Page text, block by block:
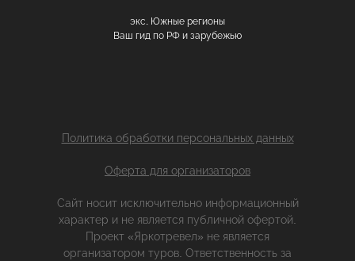
экс. Южные регионы
Ваш гид по РФ и зарубежью
Политика обработки персональных данных
Оферта для организаторов
Сайт носит исключительно информационный
характер и не является публичной офертой.
Проект «Яркотревел» не является
организатором туров. Ответственность за